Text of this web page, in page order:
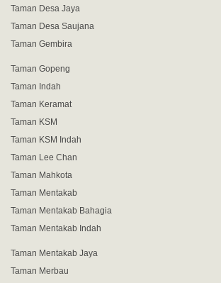
Taman Desa Jaya
Taman Desa Saujana
Taman Gembira
Taman Gopeng
Taman Indah
Taman Keramat
Taman KSM
Taman KSM Indah
Taman Lee Chan
Taman Mahkota
Taman Mentakab
Taman Mentakab Bahagia
Taman Mentakab Indah
Taman Mentakab Jaya
Taman Merbau